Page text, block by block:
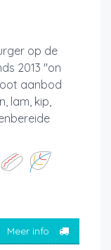
op de
2013 "on
aanbod
lam, kip,
Meer info